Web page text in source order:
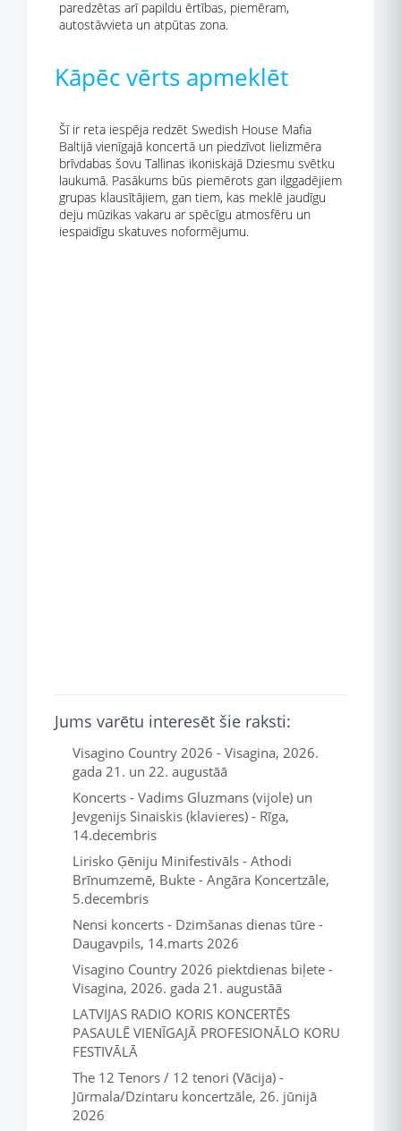
paredzētas arī papildu ērtības, piemēram,
autostāvvieta un atpūtas zona.
Kāpēc vērts apmeklēt
Šī ir reta iespēja redzēt Swedish House Mafia
Baltijā vienīgajā koncertā un piedzīvot lielizmēra
brīvdabas šovu Tallinas ikoniskajā Dziesmu svētku
laukumā. Pasākums būs piemērots gan ilggadējiem
grupas klausītājiem, gan tiem, kas meklē jaudīgu
deju mūzikas vakaru ar spēcīgu atmosfēru un
iespaidīgu skatuves noformējumu.
Jums varētu interesēt šie raksti:
Visagino Country 2026 - Visagina, 2026.
gada 21. un 22. augustāā
Koncerts - Vadims Gluzmans (vijole) un
Jevgenijs Sinaiskis (klavieres) - Rīga,
14.decembris
Lirisko Ģēniju Minifestivāls - Athodi
Brīnumzemē, Bukte - Angāra Koncertzāle,
5.decembris
Nensi koncerts - Dzimšanas dienas tūre -
Daugavpils, 14.marts 2026
Visagino Country 2026 piektdienas biļete -
Visagina, 2026. gada 21. augustāā
LATVIJAS RADIO KORIS KONCERTĒS
PASAULĒ VIENĪGAJĀ PROFESIONĀLO KORU
FESTIVĀLĀ
The 12 Tenors / 12 tenori (Vācija) -
Jūrmala/Dzintaru koncertzāle, 26. jūnijā
2026